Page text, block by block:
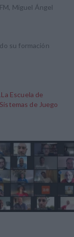
Miguel Ángel
su formación
La Escuela de
de Juego